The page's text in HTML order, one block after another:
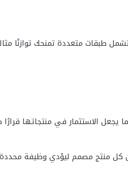
طبقات متعددة تمنحك توازنًا
الاستثمار في منتجاتها قرارًا
كل منتج مصمم ليؤدي وظيفة